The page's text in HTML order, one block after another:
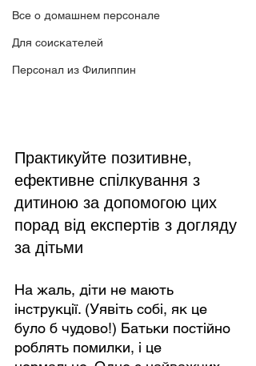
Все о домашнем персонале
Для соискателей
Персонал из Филиппин
Практикуйте позитивне,
ефективне спілкування з
дитиною за допомогою цих
порад від експертів з догляду
за дітьми
На жаль, діти не мають
інструкції. (Уявіть собі, як це
було б чудово!) Батьки постійно
роблять помилки, і це